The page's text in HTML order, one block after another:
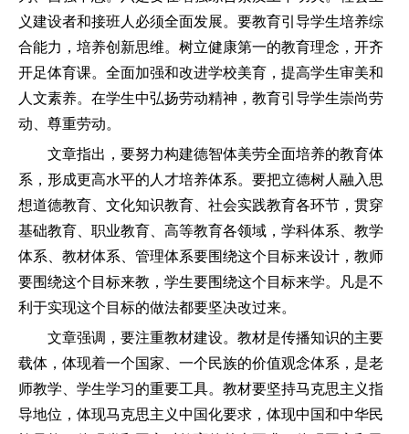
义建设者和接班人必须全面发展。要教育引导学生培养综
合能力，培养创新思维。树立健康第一的教育理念，开齐
开足体育课。全面加强和改进学校美育，提高学生审美和
人文素养。在学生中弘扬劳动精神，教育引导学生崇尚劳
动、尊重劳动。
文章指出，要努力构建德智体美劳全面培养的教育体
系，形成更高水平的人才培养体系。要把立德树人融入思
想道德教育、文化知识教育、社会实践教育各环节，贯穿
基础教育、职业教育、高等教育各领域，学科体系、教学
体系、教材体系、管理体系要围绕这个目标来设计，教师
要围绕这个目标来教，学生要围绕这个目标来学。凡是不
利于实现这个目标的做法都要坚决改过来。
文章强调，要注重教材建设。教材是传播知识的主要
载体，体现着一个国家、一个民族的价值观念体系，是老
师教学、学生学习的重要工具。教材要坚持马克思主义指
导地位，体现马克思主义中国化要求，体现中国和中华民